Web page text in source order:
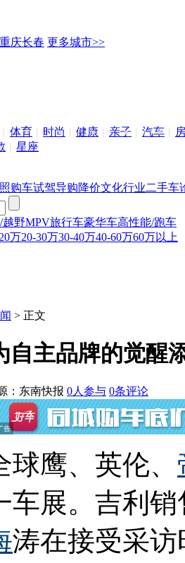
重庆长春 更多城市>>
体育 时尚 健康 亲子 汽车
星座
购车试驾导购降价文化行业二手车
越野MPV旅行车豪华车高性能/跑车
万20-30万30-40万40-60万60万以上
> 正文
自主品牌的觉醒
：东南快报 0人参与 0条评论
球鹰、英伦、
车展。吉利
涛在接受采